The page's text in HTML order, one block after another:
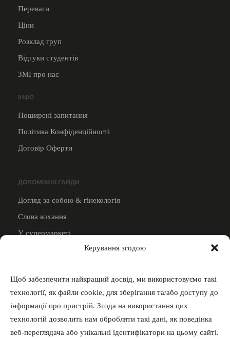
Керування згодою
Щоб забезпечити найкращий досвід, ми використовуємо такі
технології, як файли cookie, для зберігання та/або доступу до
інформації про пристрій. Згода на використання цих
технологій дозволить нам обробляти такі дані, як поведінка
веб-переглядача або унікальні ідентифікатори на цьому сайті.
Переваги
Ціни
Розклад груп
Відгуки студентів
ЗМІ про нас
ІНФО
Поширені запитання
Політика Конфіденційності
Договір Оферти
ДОПОМІЖНІ ГАЙДИ
Догляд за собою & гінекологія
Слова кохання
У супермаркеті
Стати викладачем
4000 грн за викладача